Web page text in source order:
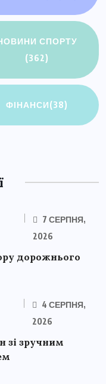
СПОРТУ
(362)
ФІНАНСИ(38)
7 СЕРПНЯ,
2026
дорожнього
4 СЕРПНЯ,
2026
зі зручним